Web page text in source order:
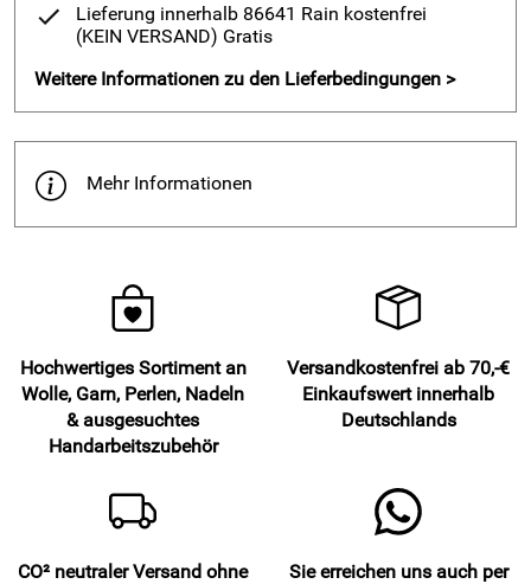
Lieferung innerhalb 86641 Rain kostenfrei
(KEIN VERSAND) Gratis
Weitere Informationen zu den Lieferbedingungen >
Mehr Informationen
Hochwertiges Sortiment an
Wolle, Garn, Perlen, Nadeln
& ausgesuchtes
Handarbeitszubehör
Versandkostenfrei ab 70,-€
Einkaufswert innerhalb
Deutschlands
CO² neutraler Versand ohne
Sie erreichen uns auch per